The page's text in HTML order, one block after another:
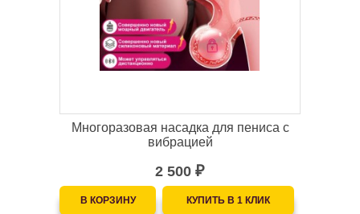
Многоразовая насадка для пениса с
вибрацией
2 500 ₽